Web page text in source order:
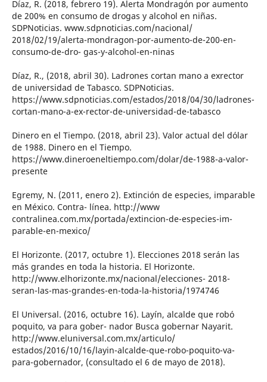
Díaz, R. (2018, febrero 19). Alerta Mondragón por aumento
de 200% en consumo de drogas y alcohol en niñas.
SDPNoticias. www.sdpnoticias.com/nacional/
2018/02/19/alerta-mondragon-por-aumento-de-200-en-
consumo-de-dro- gas-y-alcohol-en-ninas
Díaz, R., (2018, abril 30). Ladrones cortan mano a exrector
de universidad de Tabasco. SDPNoticias.
https://www.sdpnoticias.com/estados/2018/04/30/ladrones-
cortan-mano-a-ex-rector-de-universidad-de-tabasco
Dinero en el Tiempo. (2018, abril 23). Valor actual del dólar
de 1988. Dinero en el Tiempo.
https://www.dineroeneltiempo.com/dolar/de-1988-a-valor-
presente
Egremy, N. (2011, enero 2). Extinción de especies, imparable
en México. Contra- línea. http://www
contralinea.com.mx/portada/extincion-de-especies-im-
parable-en-mexico/
El Horizonte. (2017, octubre 1). Elecciones 2018 serán las
más grandes en toda la historia. El Horizonte.
http://www.elhorizonte.mx/nacional/elecciones- 2018-
seran-las-mas-grandes-en-toda-la-historia/1974746
El Universal. (2016, octubre 16). Layín, alcalde que robó
poquito, va para gober- nador Busca gobernar Nayarit.
http://www.eluniversal.com.mx/articulo/
estados/2016/10/16/layin-alcalde-que-robo-poquito-va-
para-gobernador, (consultado el 6 de mayo de 2018).